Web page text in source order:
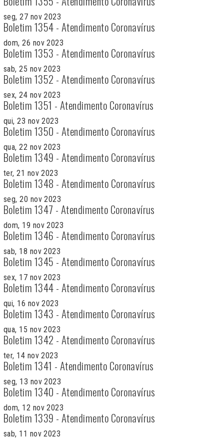
seg, 27 nov 2023
Boletim 1354 - Atendimento Coronavírus
dom, 26 nov 2023
Boletim 1353 - Atendimento Coronavírus
sab, 25 nov 2023
Boletim 1352 - Atendimento Coronavírus
sex, 24 nov 2023
Boletim 1351 - Atendimento Coronavírus
qui, 23 nov 2023
Boletim 1350 - Atendimento Coronavírus
qua, 22 nov 2023
Boletim 1349 - Atendimento Coronavírus
ter, 21 nov 2023
Boletim 1348 - Atendimento Coronavírus
seg, 20 nov 2023
Boletim 1347 - Atendimento Coronavírus
dom, 19 nov 2023
Boletim 1346 - Atendimento Coronavírus
sab, 18 nov 2023
Boletim 1345 - Atendimento Coronavírus
sex, 17 nov 2023
Boletim 1344 - Atendimento Coronavírus
qui, 16 nov 2023
Boletim 1343 - Atendimento Coronavírus
qua, 15 nov 2023
Boletim 1342 - Atendimento Coronavírus
ter, 14 nov 2023
Boletim 1341 - Atendimento Coronavírus
seg, 13 nov 2023
Boletim 1340 - Atendimento Coronavírus
dom, 12 nov 2023
Boletim 1339 - Atendimento Coronavírus
sab, 11 nov 2023